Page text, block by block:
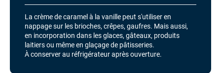
La crème de caramel à la vanille peut s'utiliser en
nappage sur les brioches, crêpes, gaufres. Mais aussi,
en incorporation dans les glaces, gâteaux, produits
laitiers ou même en glaçage de pâtisseries.
À conserver au réfrigérateur après ouverture.